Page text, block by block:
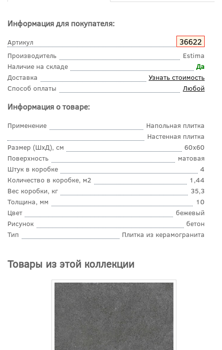
Информация для покупателя:
Артикул 36622
Производитель
Estima
Наличие на складе
Да
Доставка
Узнать стоимость
Способ оплаты
Любой
Информация о товаре:
Применение
Напольная плитка
Настенная плитка
Размер (ШхД), см
60x60
Поверхность
матовая
Штук в коробке
4
Количество в коробке, м2
1,44
Вес коробки, кг
35,3
Толщина, мм
10
Цвет
бежевый
Рисунок
бетон
Тип
Плитка из керамогранита
Товары из этой коллекции